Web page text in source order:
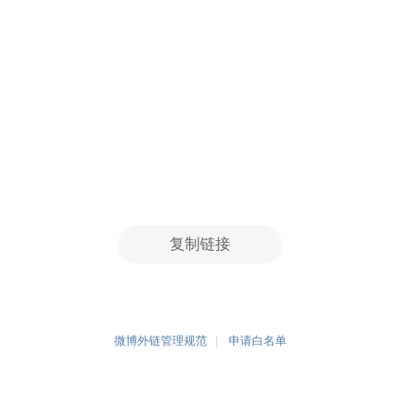
复制链接
微博外链管理规范 申请白名单